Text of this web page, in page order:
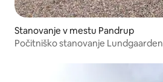
Stanovanje v mestu Pandrup
Počitniško stanovanje Lundgaarden